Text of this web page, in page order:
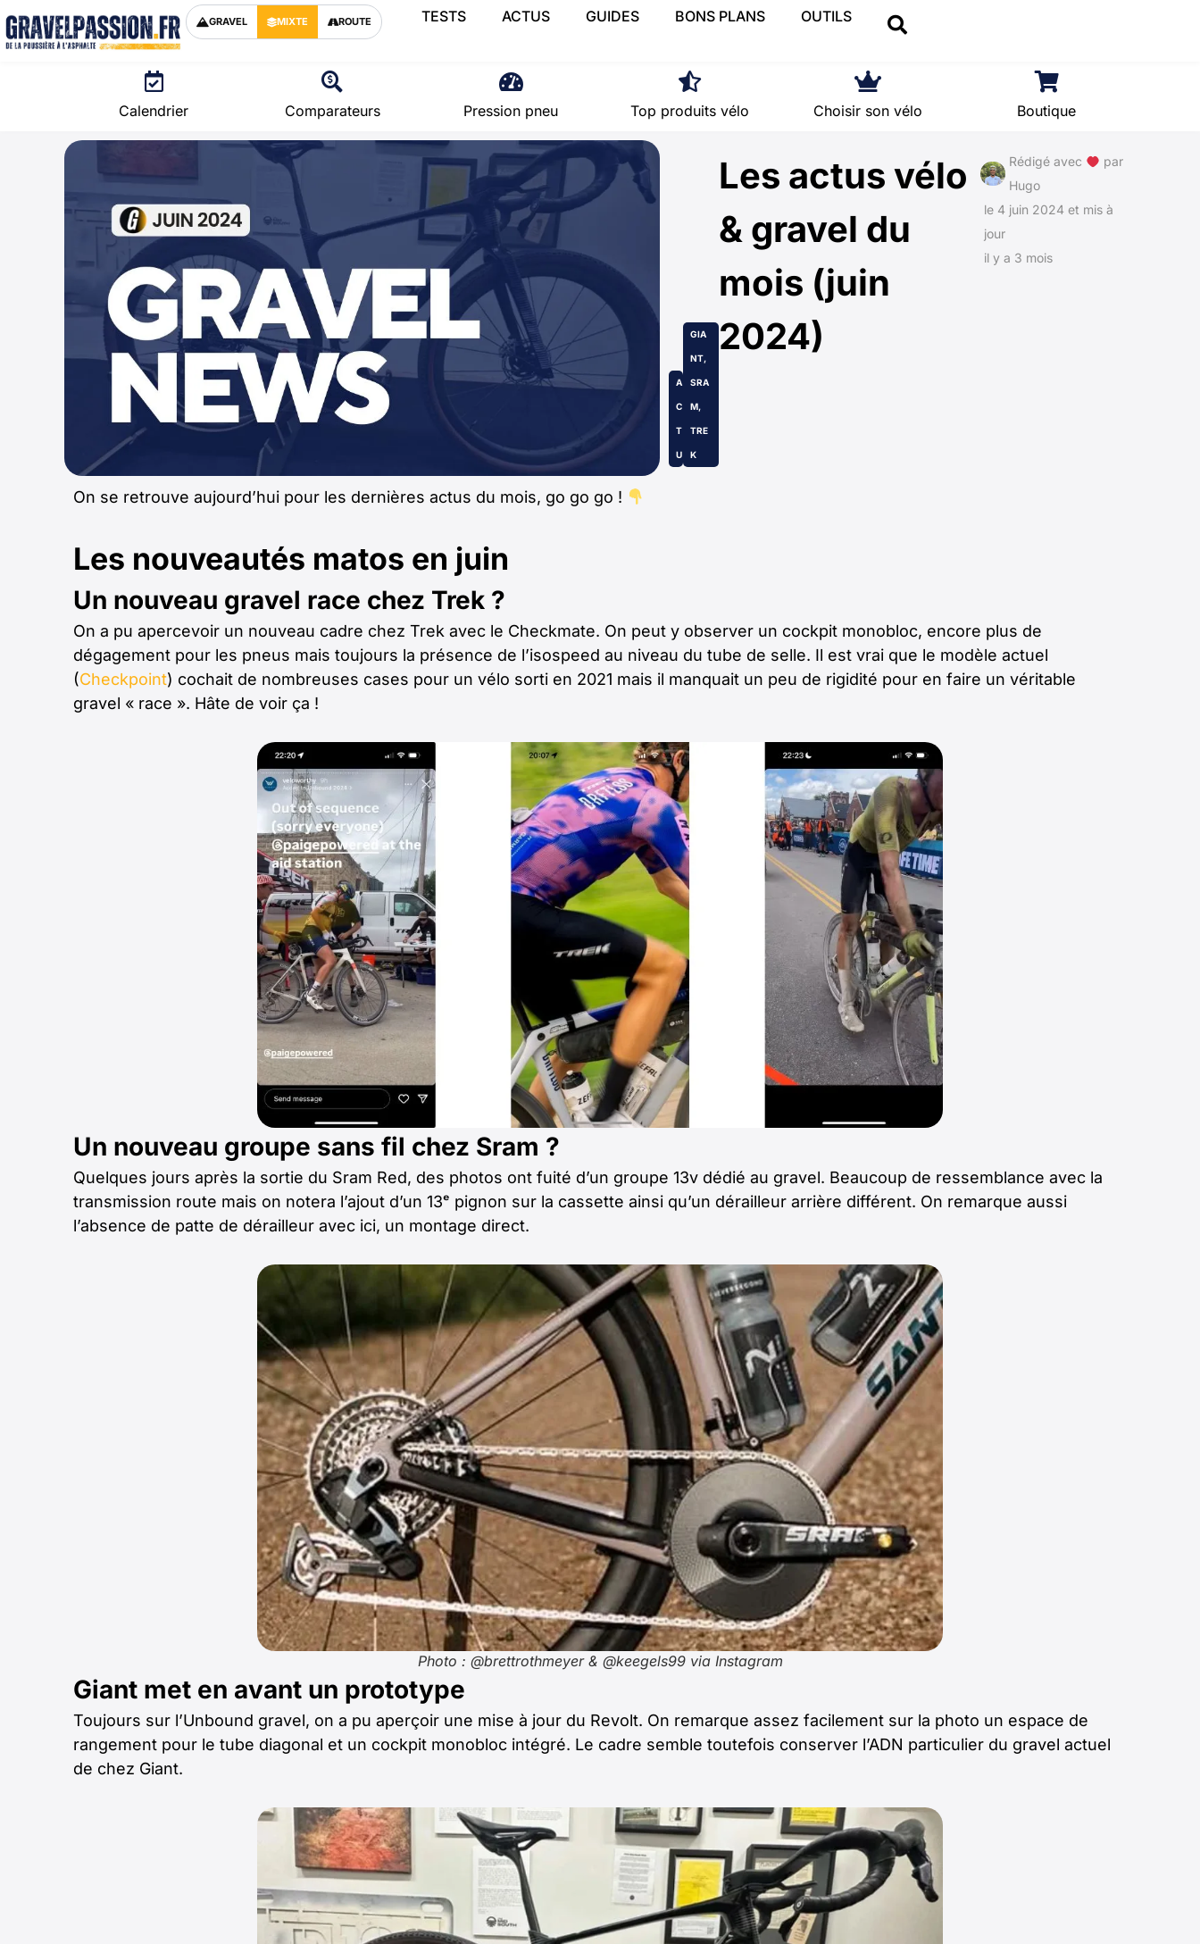
GRAVEL MIXTE ROUTE TESTS ACTUS GUIDES BONS PLANS OUTILS
Calendrier Comparateurs Pression pneu Top produits vélo Choisir son vélo Boutique
A
C
T
U
GIA
NT,
SRA
M,
TRE
K
Les actus vélo
& gravel du
mois (juin
2024)
Rédigé avec
par
Hugo
le 4 juin 2024 et mis à
jour
il y a 3 mois
On se retrouve aujourd’hui pour les dernières actus du mois, go go go !
Les nouveautés matos en juin
Un nouveau gravel race chez Trek ?
On a pu apercevoir un nouveau cadre chez Trek avec le Checkmate. On peut y observer un cockpit monobloc, encore plus de
dégagement pour les pneus mais toujours la présence de l’isospeed au niveau du tube de selle. Il est vrai que le modèle actuel
(Checkpoint) cochait de nombreuses cases pour un vélo sorti en 2021 mais il manquait un peu de rigidité pour en faire un véritable
gravel « race ». Hâte de voir ça !
Un nouveau groupe sans fil chez Sram ?
Quelques jours après la sortie du Sram Red, des photos ont fuité d’un groupe 13v dédié au gravel. Beaucoup de ressemblance avec la
transmission route mais on notera l’ajout d’un 13ᵉ pignon sur la cassette ainsi qu’un dérailleur arrière différent. On remarque aussi
l’absence de patte de dérailleur avec ici, un montage direct.
Photo : @brettrothmeyer & @keegels99 via Instagram
Giant met en avant un prototype
Toujours sur l’Unbound gravel, on a pu aperçoir une mise à jour du Revolt. On remarque assez facilement sur la photo un espace de
rangement pour le tube diagonal et un cockpit monobloc intégré. Le cadre semble toutefois conserver l’ADN particulier du gravel actuel
de chez Giant.